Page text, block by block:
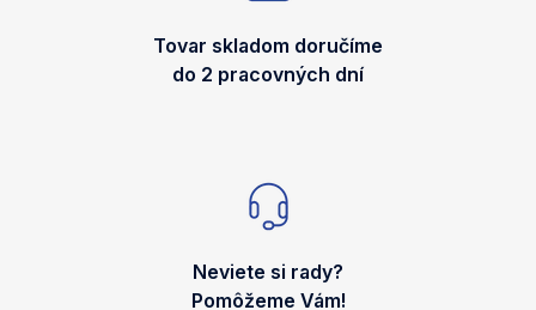
Tovar skladom doručíme
do 2 pracovných dní
Neviete si rady?
Pomôžeme Vám!